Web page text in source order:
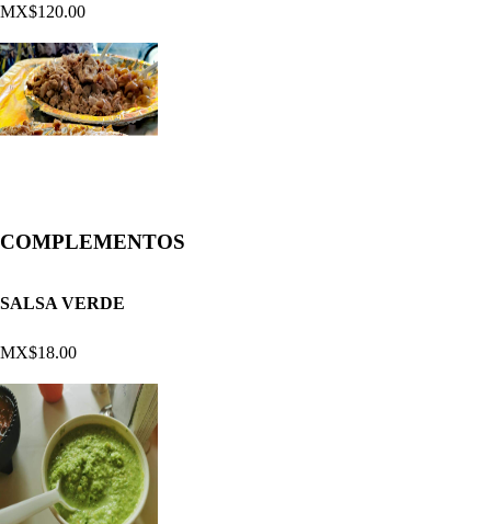
MX$120.00
COMPLEMENTOS
SALSA VERDE
MX$18.00